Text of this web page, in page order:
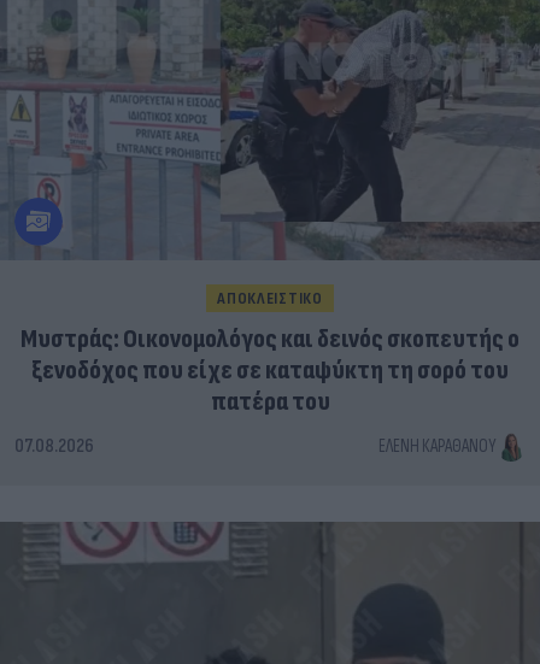
ΑΠΟΚΛΕΙΣΤΙΚΟ
Μυστράς: Οικονομολόγος και δεινός σκοπευτής ο
ξενοδόχος που είχε σε καταψύκτη τη σορό του
πατέρα του
07.08.2026 ΕΛΈΝΗ ΚΑΡΑΘΆΝΟΥ